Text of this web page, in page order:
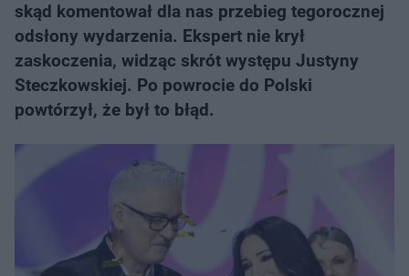
skąd komentował dla nas przebieg tegorocznej
odsłony wydarzenia. Ekspert nie krył
zaskoczenia, widząc skrót występu Justyny
Steczkowskiej. Po powrocie do Polski
powtórzył, że był to błąd.